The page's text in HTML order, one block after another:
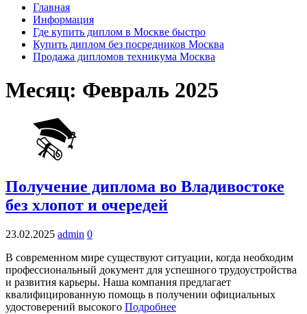
Главная
Информация
Где купить диплом в Москве быстро
Купить диплом без посредников Москва
Продажа дипломов техникума Москва
Месяц: Февраль 2025
Получение диплома во Владивостоке
без хлопот и очередей
23.02.2025 admin 0
В современном мире существуют ситуации, когда необходим
профессиональный документ для успешного трудоустройства
и развития карьеры. Наша компания предлагает
квалифицированную помощь в получении официальных
удостоверений высокого Подробнее